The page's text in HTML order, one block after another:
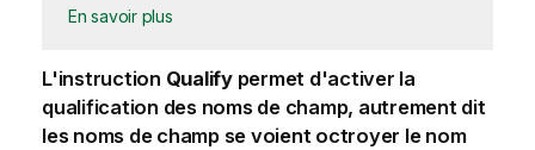
En savoir plus
L'instruction Qualifypermet d'activer la
qualification des noms de champ, autrement dit
les noms de champ se voient octroyer le nom